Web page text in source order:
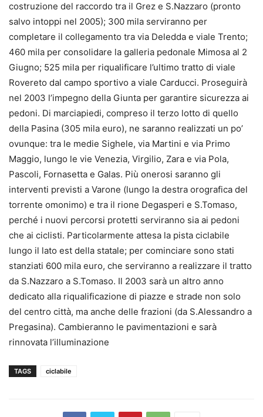
costruzione del raccordo tra il Grez e S.Nazzaro (pronto
salvo intoppi nel 2005); 300 mila serviranno per
completare il collegamento tra via Deledda e viale Trento;
460 mila per consolidare la galleria pedonale Mimosa al 2
Giugno; 525 mila per riqualificare l’ultimo tratto di viale
Rovereto dal campo sportivo a viale Carducci. Proseguirà
nel 2003 l’impegno della Giunta per garantire sicurezza ai
pedoni. Di marciapiedi, compreso il terzo lotto di quello
della Pasina (305 mila euro), ne saranno realizzati un po’
ovunque: tra le medie Sighele, via Martini e via Primo
Maggio, lungo le vie Venezia, Virgilio, Zara e via Pola,
Pascoli, Fornasetta e Galas. Più onerosi saranno gli
interventi previsti a Varone (lungo la destra orografica del
torrente omonimo) e tra il rione Degasperi e S.Tomaso,
perché i nuovi percorsi protetti serviranno sia ai pedoni
che ai ciclisti. Particolarmente attesa la pista ciclabile
lungo il lato est della statale; per cominciare sono stati
stanziati 600 mila euro, che serviranno a realizzare il tratto
da S.Nazzaro a S.Tomaso. Il 2003 sarà un altro anno
dedicato alla riqualificazione di piazze e strade non solo
del centro città, ma anche delle frazioni (da S.Alessandro a
Pregasina). Cambieranno le pavimentazioni e sarà
rinnovata l’illuminazione
TAGS ciclabile